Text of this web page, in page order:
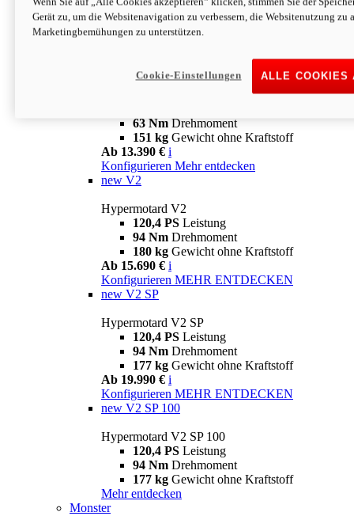
63 NmDrehmoment
151 kgGewicht ohne Kraftstoff
Ab 13.890 € i
63 Nm Drehmoment
151 kg Gewicht ohne Kraftstoff
Ab 13.390 € i
Konfigurieren Mehr entdecken
new V2
Hypermotard V2
120,4 PS Leistung
94 Nm Drehmoment
180 kg Gewicht ohne Kraftstoff
Ab 15.690 € i
Konfigurieren MEHR ENTDECKEN
new V2 SP
Hypermotard V2 SP
120,4 PS Leistung
94 Nm Drehmoment
177 kg Gewicht ohne Kraftstoff
Ab 19.990 € i
Konfigurieren MEHR ENTDECKEN
new V2 SP 100
Hypermotard V2 SP 100
120,4 PS Leistung
94 Nm Drehmoment
177 kg Gewicht ohne Kraftstoff
Mehr entdecken
Monster
Gerät zu, um die Websitenavigation zu verbessern, die Websitenutzung zu
Marketingbemühungen zu unterstützen.
ALLE COOKIES
Cookie-Einstellungen